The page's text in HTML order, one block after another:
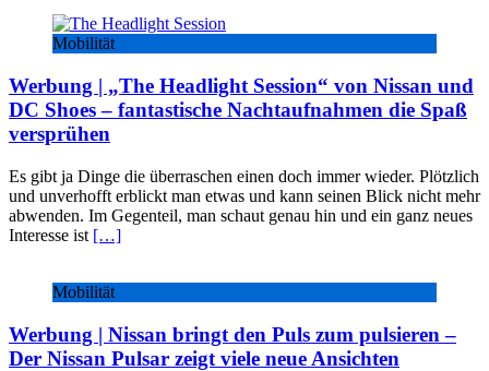
Mobilität
Werbung | „The Headlight Session“ von Nissan und
DC Shoes – fantastische Nachtaufnahmen die Spaß
versprühen
Es gibt ja Dinge die überraschen einen doch immer wieder. Plötzlich
und unverhofft erblickt man etwas und kann seinen Blick nicht mehr
abwenden. Im Gegenteil, man schaut genau hin und ein ganz neues
Interesse ist […]
Mobilität
Werbung | Nissan bringt den Puls zum pulsieren –
Der Nissan Pulsar zeigt viele neue Ansichten